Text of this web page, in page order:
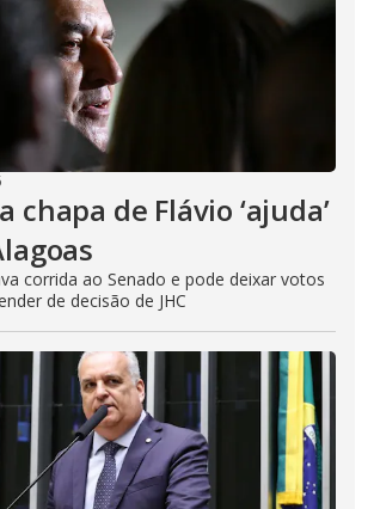
chapa de Flávio ‘ajuda’
corrida ao Senado e pode deixar votos
de decisão de JHC